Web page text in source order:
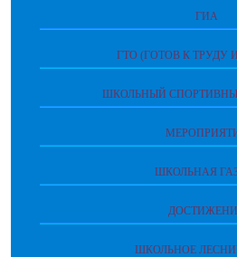
ГИА
ГТО (ГОТОВ К ТРУДУ
ШКОЛЬНЫЙ
ШКОЛЬНАЯ
ШКОЛЬНОЕ